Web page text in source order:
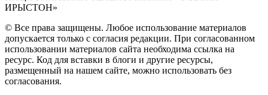
ИРЫСТОН»
© Все права защищены. Любое использование материалов
допускается только с согласия редакции. При согласованном
использовании материалов сайта необходима ссылка на
ресурс. Код для вставки в блоги и другие ресурсы,
размещенный на нашем сайте, можно использовать без
согласования.